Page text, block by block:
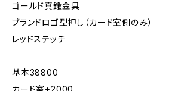
ゴールド真鍮金具
ブランドロゴ型押し（カード室側のみ）
レッドステッチ
基本38800
カード室+2000